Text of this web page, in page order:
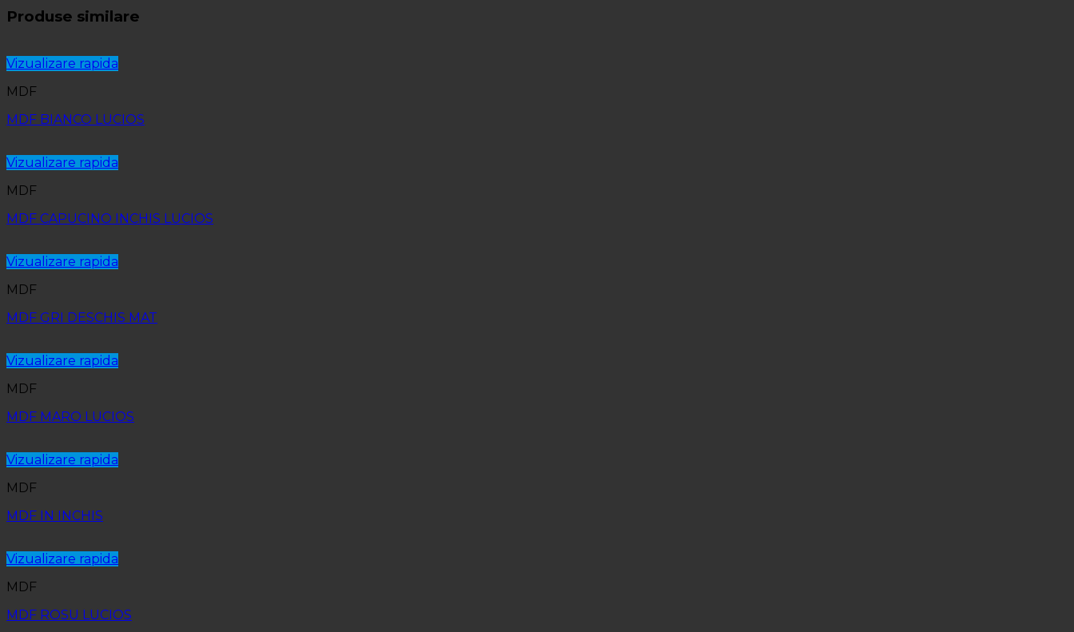
Produse similare
Vizualizare rapida
MDF
MDF BIANCO LUCIOS
Vizualizare rapida
MDF
MDF CAPUCINO INCHIS LUCIOS
Vizualizare rapida
MDF
MDF GRI DESCHIS MAT
Vizualizare rapida
MDF
MDF MARO LUCIOS
Vizualizare rapida
MDF
MDF IN INCHIS
Vizualizare rapida
MDF
MDF ROSU LUCIOS